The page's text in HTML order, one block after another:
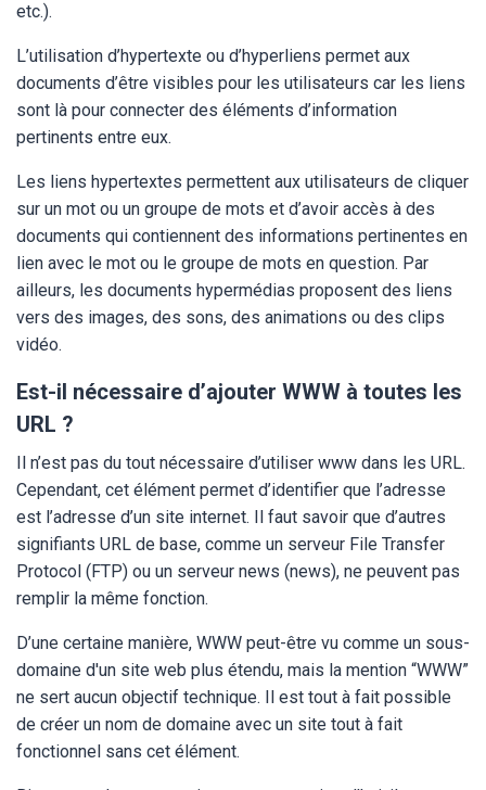
etc.).
L’utilisation d’hypertexte ou d’hyperliens permet aux
documents d’être visibles pour les utilisateurs car les liens
sont là pour connecter des éléments d’information
pertinents entre eux.
Les liens hypertextes permettent aux utilisateurs de cliquer
sur un mot ou un groupe de mots et d’avoir accès à des
documents qui contiennent des informations pertinentes en
lien avec le mot ou le groupe de mots en question. Par
ailleurs, les documents hypermédias proposent des liens
vers des images, des sons, des animations ou des clips
vidéo.
Est-il nécessaire d’ajouter WWW à toutes les
URL ?
Il n’est pas du tout nécessaire d’utiliser www dans les URL.
Cependant, cet élément permet d’identifier que l’adresse
est l’adresse d’un site internet. Il faut savoir que d’autres
signifiants URL de base, comme un serveur File Transfer
Protocol (FTP) ou un serveur news (news), ne peuvent pas
remplir la même fonction.
D’une certaine manière, WWW peut-être vu comme un sous-
domaine d'un site web plus étendu, mais la mention “WWW”
ne sert aucun objectif technique. Il est tout à fait possible
de créer un nom de domaine avec un site tout à fait
fonctionnel sans cet élément.